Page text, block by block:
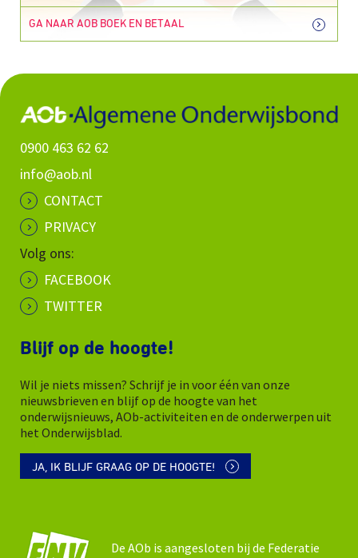
GA NAAR AOB BOEK EN BETAAL
0900 463 62 62
info@aob.nl
CONTACT
PRIVACY
Volg ons:
FACEBOOK
TWITTER
Blijf op de hoogte!
Wil je niets missen? Schrijf je in voor één van onze
nieuwsbrieven en blijf op de hoogte van het
onderwijsnieuws, AOb-activiteiten en de onderwerpen uit
het Onderwijsblad.
JA, IK BLIJF GRAAG OP DE HOOGTE!
De AOb is aangesloten bij de Federatie